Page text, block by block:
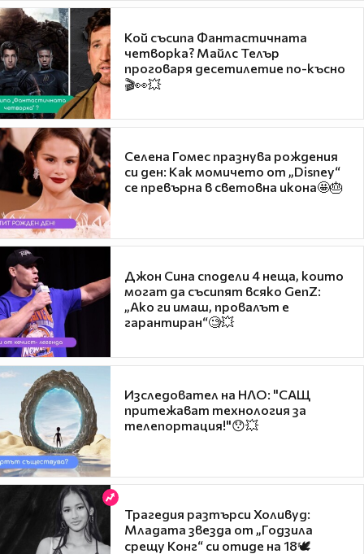
Кой съсипа Фантастичната
четворка? Майлс Телър
проговаря десетилетие по-късно
🎬👀💥
Селена Гомес празнува рождения
си ден: Как момичето от „Disney“
се превърна в световна икона🤩🎂
Джон Сина сподели 4 неща, които
могат да съсипят всяко GenZ:
„Ако ги имаш, провалът е
гарантиран“🧐💥
Изследовател на НЛО: "САЩ
притежават технология за
телепортация!"😯💥
Трагедия разтърси Холивуд:
Младата звезда от „Годзила
срещу Конг“ си отиде на 18🕊️